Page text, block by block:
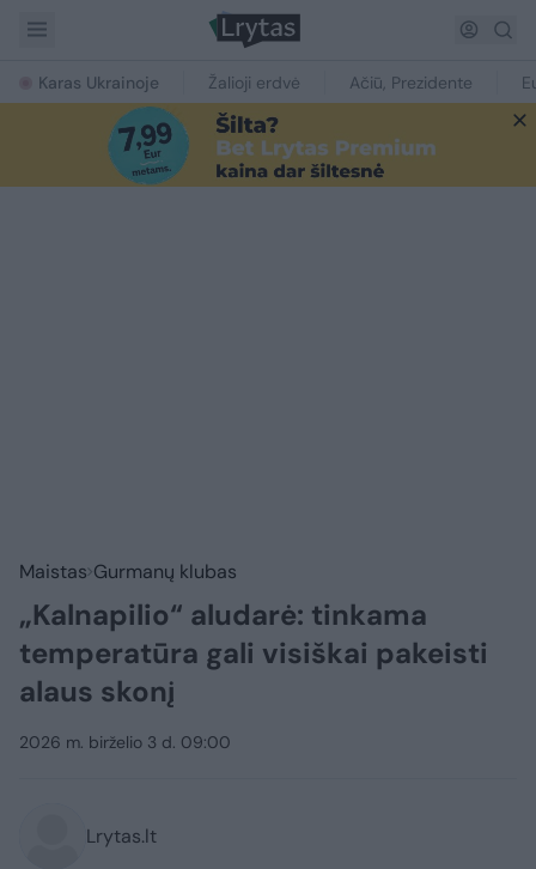
Karas Ukrainoje Žalioji erdvė Ačiū, Prezidente
Maistas Gurmanų klubas
„Kalnapilio“ aludarė: tinkama
temperatūra gali visiškai pakeisti
alaus skonį
2026 m. birželio 3 d. 09:00
Lrytas.lt